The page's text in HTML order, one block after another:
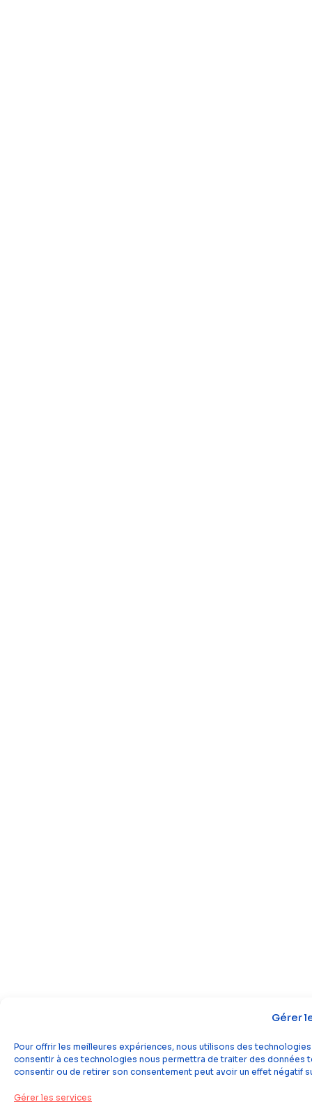
Gérer
Pour offrir les meilleures expériences, nous utilisons des
consentir à ces technologies nous permettra de traiter des données
consentir ou de retirer son consentement peut avoir un effet négatif
Gérer les services